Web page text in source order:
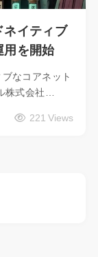
ネイティブ
用を開始
なコアネット
株式会社…
221 Views